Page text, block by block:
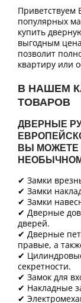
Приветствуем
популярных
купить
выгодным
позволит
квартиру или
В НАШЕМ
ТОВАРОВ
ДВЕРНЫЕ
ВЫ МОЖЕТЕ
✔ Замки
✔ Замки
✔ Замки
✔ Дверные
дверей.
✔ Дверные
правые, а
✔
секретности.
✔ Замок для
✔ Накладные
✔